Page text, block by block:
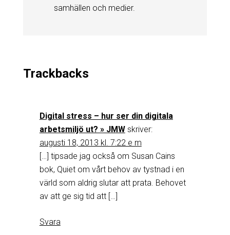
samhällen och medier.
Trackbacks
Digital stress – hur ser din digitala
arbetsmiljö ut? » JMW skriver:
augusti 18, 2013 kl. 7:22 e m
[…] tipsade jag också om Susan Cains
bok, Quiet om vårt behov av tystnad i en
värld som aldrig slutar att prata. Behovet
av att ge sig tid att […]
Svara